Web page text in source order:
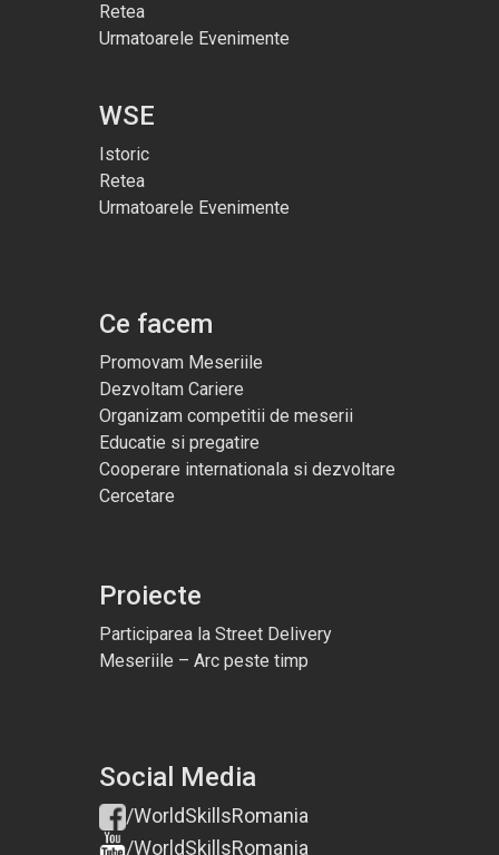
Retea
Urmatoarele Evenimente
WSE
Istoric
Retea
Urmatoarele Evenimente
Ce facem
Promovam Meseriile
Dezvoltam Cariere
Organizam competitii de meserii
Educatie si pregatire
Cooperare internationala si dezvoltare
Cercetare
Proiecte
Participarea la Street Delivery
Meseriile – Arc peste timp
Social Media
/WorldSkillsRomania
/WorldSkillsRomania